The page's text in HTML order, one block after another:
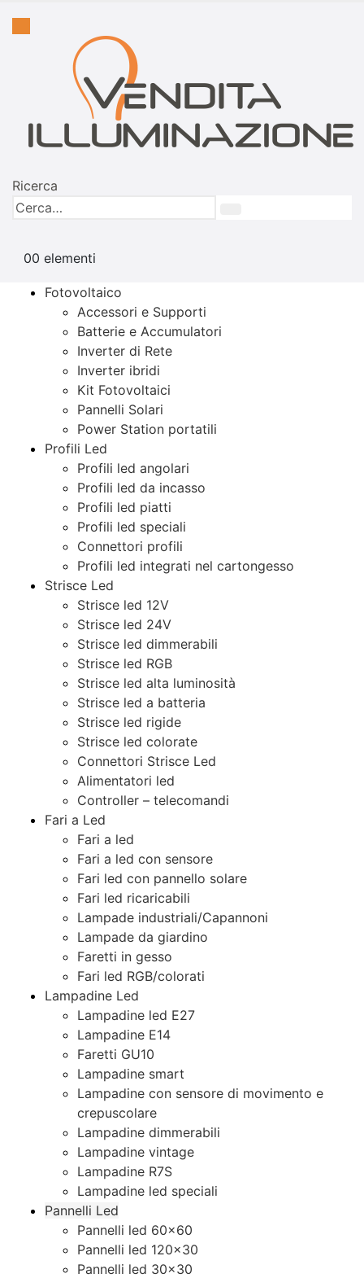
Ricerca
00 elementi
Fotovoltaico
Accessori e Supporti
Batterie e Accumulatori
Inverter di Rete
Inverter ibridi
Kit Fotovoltaici
Pannelli Solari
Power Station portatili
Profili Led
Profili led angolari
Profili led da incasso
Profili led piatti
Profili led speciali
Connettori profili
Profili led integrati nel cartongesso
Strisce Led
Strisce led 12V
Strisce led 24V
Strisce led dimmerabili
Strisce led RGB
Strisce led alta luminosità
Strisce led a batteria
Strisce led rigide
Strisce led colorate
Connettori Strisce Led
Alimentatori led
Controller – telecomandi
Fari a Led
Fari a led
Fari a led con sensore
Fari led con pannello solare
Fari led ricaricabili
Lampade industriali/Capannoni
Lampade da giardino
Faretti in gesso
Fari led RGB/colorati
Lampadine Led
Lampadine led E27
Lampadine E14
Faretti GU10
Lampadine smart
Lampadine con sensore di movimento e
crepuscolare
Lampadine dimmerabili
Lampadine vintage
Lampadine R7S
Lampadine led speciali
Pannelli Led
Pannelli led 60×60
Pannelli led 120×30
Pannelli led 30×30